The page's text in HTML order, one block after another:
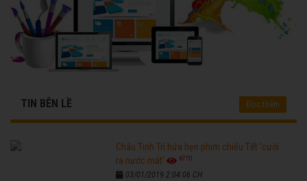
TIN BÊN LỀ Đọc thêm
Châu Tinh Trì hứa hẹn phim chiếu Tết 'cười
ra nước mắt'
6770
03/01/2019 2:04:06 CH